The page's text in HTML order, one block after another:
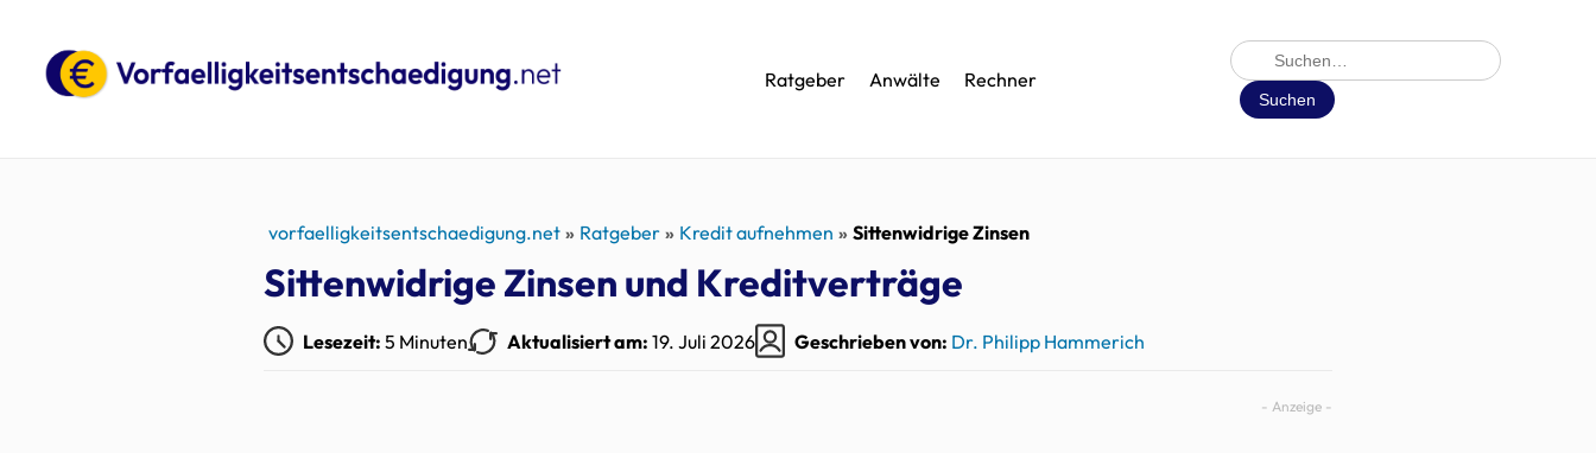
Ratgeber Anwälte Rechner
Suche
Suchen
vorfaelligkeitsentschaedigung.net Ratgeber Kredit aufnehmen Sittenwidrige Zinsen
Sittenwidrige Zinsen und Kreditverträge
Lesezeit: 5 Minuten Aktualisiert am: 19. Juli 2026 Geschrieben von: Dr. Philipp Hammerich